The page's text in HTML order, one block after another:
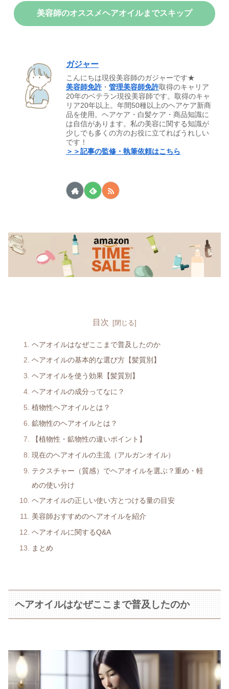
美容師のオススメヘアオイルまでスキップ
ガジャー
こんにちは現役美容師のガジャーです★
美容師免許 ・管理美容師免許取得のキャリア
20年のベテラン現役美容師です。取得のキャ
リア20年以上。年間50種以上のヘアケア新商
品を使用。ヘアケア・白髪ケア・商品知識に
は自信があります。私の美容に関する知識が
少しでも多くの方のお役に立てればうれしい
です！
＞＞記事の監修・執筆依頼はこちら
目次
ヘアオイルはなぜここまで普及したのか
ヘアオイルの基本的な選び方【髪質別】
ヘアオイルを使う効果【髪質別】
ヘアオイルの成分ってなに？
植物性ヘアオイルとは？
鉱物性のヘアオイルとは？
【植物性・鉱物性の違いポイント】
現在のヘアオイルの主流（アルガンオイル）
テクスチャー（質感）でヘアオイルを選ぶ？重め・軽
めの使い分け
ヘアオイルの正しい使い方とつける量の目安
美容師おすすめのヘアオイルを紹介
ヘアオイルに関するQ&A
まとめ
ヘアオイルはなぜここまで普及したのか